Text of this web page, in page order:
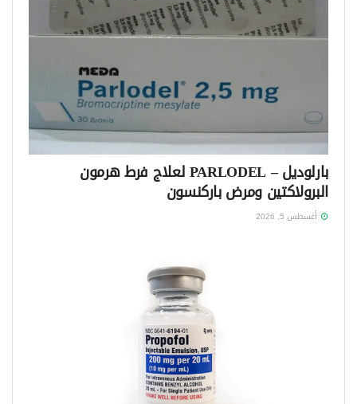
بارلوديل – PARLODEL لعلاج فرط هرمون
البرولاكتين ومرض باركنسون
أغسطس 5, 2026